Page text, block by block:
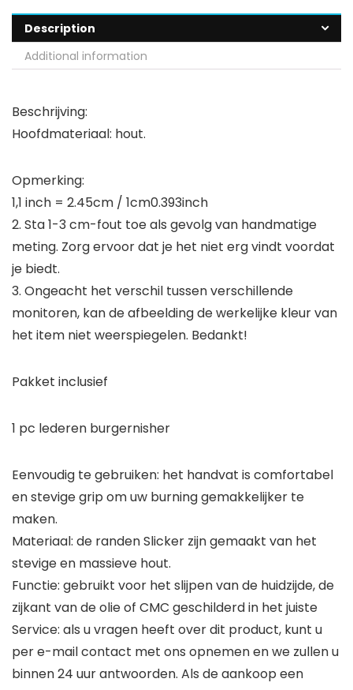
Description
Additional information
Beschrijving:
Hoofdmateriaal: hout.
Opmerking:
1,1 inch = 2.45cm / 1cm0.393inch
2. Sta 1-3 cm-fout toe als gevolg van handmatige
meting. Zorg ervoor dat je het niet erg vindt voordat
je biedt.
3. Ongeacht het verschil tussen verschillende
monitoren, kan de afbeelding de werkelijke kleur van
het item niet weerspiegelen. Bedankt!
Pakket inclusief
1 pc lederen burgernisher
Eenvoudig te gebruiken: het handvat is comfortabel
en stevige grip om uw burning gemakkelijker te
maken.
Materiaal: de randen Slicker zijn gemaakt van het
stevige en massieve hout.
Functie: gebruikt voor het slijpen van de huidzijde, de
zijkant van de olie of CMC geschilderd in het juiste
Service: als u vragen heeft over dit product, kunt u
per e-mail contact met ons opnemen en we zullen u
binnen 24 uur antwoorden. Als de aankoop een